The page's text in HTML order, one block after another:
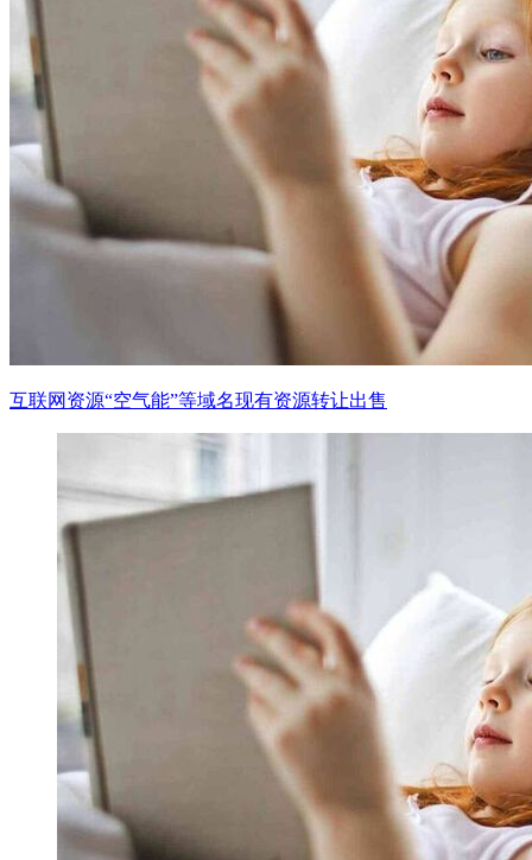
互联网资源“空气能”等域名现有资源转让出售